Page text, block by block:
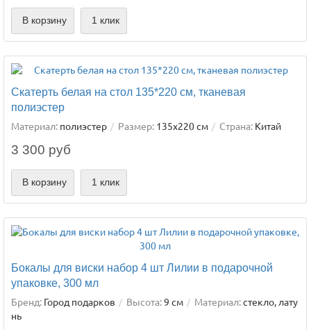
В корзину 1 клик
Скатерть белая на стол 135*220 см, тканевая
полиэстер
Материал: полиэстер Размер: 135х220 см Страна: Китай
3 300 руб
В корзину 1 клик
Бокалы для виски набор 4 шт Лилии в подарочной
упаковке, 300 мл
Бренд: Город подарков Высота:9 см Материал:стекло, лату
нь